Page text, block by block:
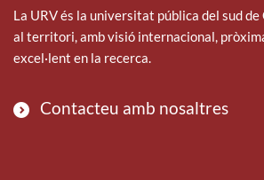
La URV és la universitat pública del sud
al territori, amb visió internacional,
excel·lent en la recerca.
Contacteu amb nosaltres